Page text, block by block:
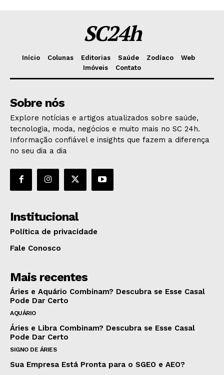
SC24h
Início Colunas Editorias Saúde Zodíaco
Web
Imóveis
Contato
Sobre nós
Explore notícias e artigos atualizados sobre saúde,
tecnologia, moda, negócios e muito mais no SC 24h.
Informação confiável e insights que fazem a diferença
no seu dia a dia
Institucional
Política de privacidade
Fale Conosco
Mais recentes
Áries e Aquário Combinam? Descubra se Esse Casal
Pode Dar Certo
AQUÁRIO
Áries e Libra Combinam? Descubra se Esse Casal
Pode Dar Certo
SIGNO DE ÁRIES
Sua Empresa Está Pronta para o SGEO e AEO?